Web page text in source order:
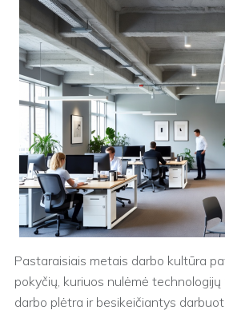
Pastaraisiais metais darbo kultūra
pokyčių, kuriuos nulėmė
darbo plėtra ir besikeičiantys